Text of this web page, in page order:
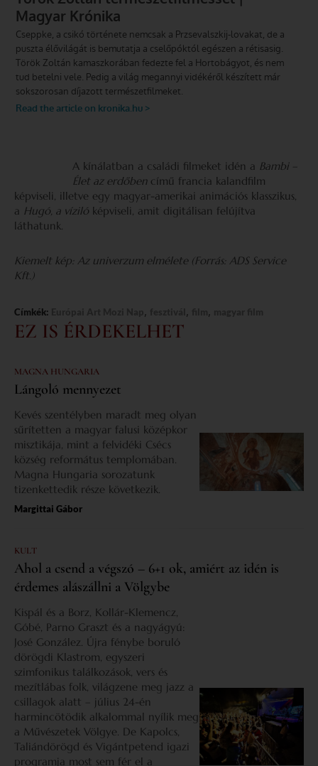
A kínálatban a családi filmeket idén a Bambi –
Élet az erdőben című francia kalandfilm
képviseli, illetve egy magyar-amerikai animációs klasszikus,
a Hugó, a víziló képviseli, amit digitálisan felújítva
láthatunk.
Kiemelt kép: Az univerzum elmélete (Forrás: ADS Service
Kft.)
Címkék: , , ,
EZ IS ÉRDEKELHET
MAGNA HUNGARIA
Lángoló mennyezet
Kevés szentélyben maradt meg olyan
sűrítetten a magyar falusi középkor
misztikája, mint a felvidéki Csécs
község református templomában.
Magna Hungaria sorozatunk
tizenkettedik része következik.
Margittai Gábor
KULT
Ahol a csend a végszó – 6+1 ok, amiért az idén is
érdemes alászállni a Völgybe
Kispál és a Borz, Kollár-Klemencz,
Góbé, Parno Graszt és a nagyágyú:
José González. Újra fénybe boruló
dörögdi Klastrom, egyszeri
szimfonikus találkozások, vers és
mezítlábas folk, világzene meg jazz a
csillagok alatt – július 24-én
harmincötödik alkalommal nyílik meg
a Művészetek Völgye. De Kapolcs,
Taliándörögd és Vigántpetend igazi
programja most sem fér el a